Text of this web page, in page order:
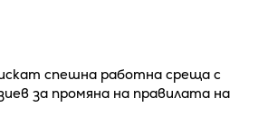
спешна работна среща с
за промяна на правилата на